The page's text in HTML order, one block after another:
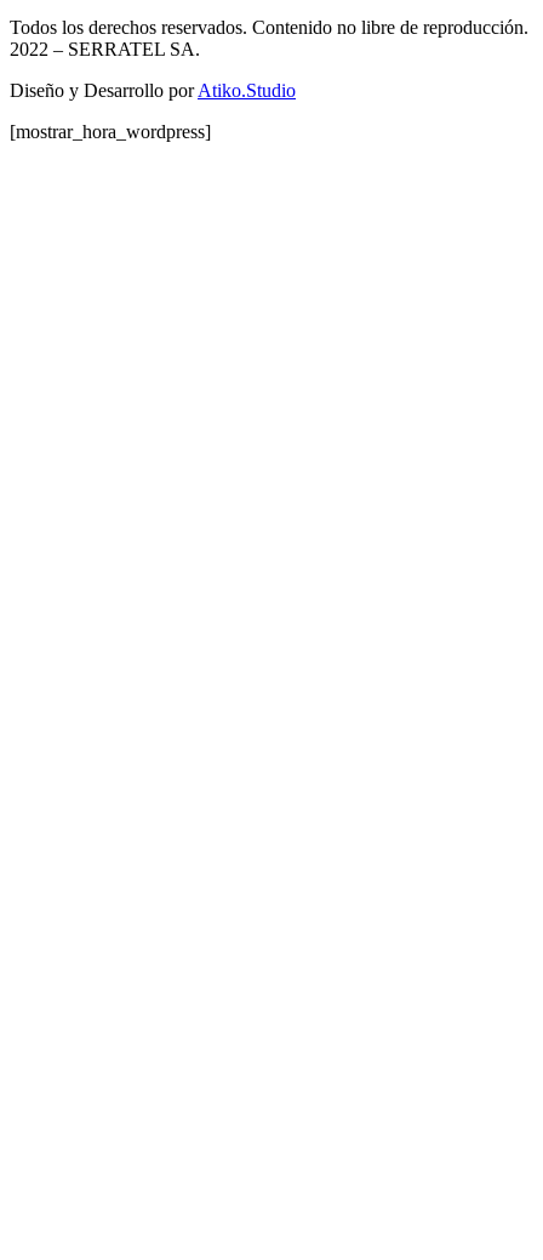
Todos los derechos reservados. Contenido no libre de reproducción.
2022 – SERRATEL SA.
Diseño y Desarrollo porAtiko.Studio
[mostrar_hora_wordpress]